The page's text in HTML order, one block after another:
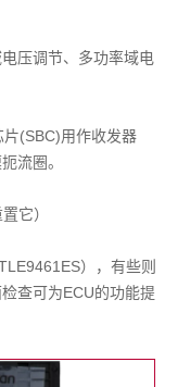
压调节、多功率域电
(SBC)用作收发器
流圈。
它）
），有些则
查可为ECU的功能提